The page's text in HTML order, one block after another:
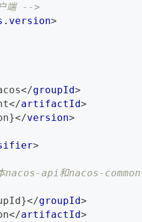
端 -->
>
</groupId>
</artifactId>
</version>
>
api和nacos-common
</groupId>
</artifactId>